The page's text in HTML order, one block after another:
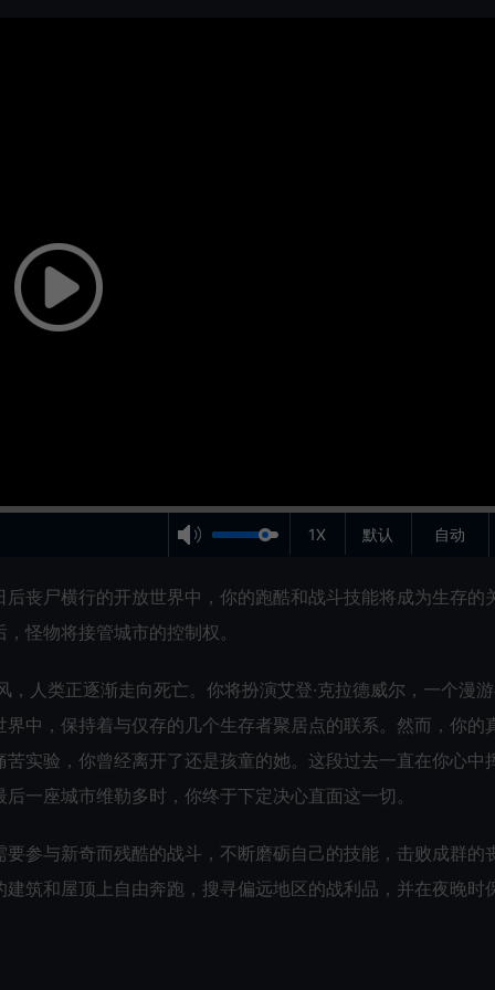
自动
1X 默认
丧尸横行的开放世界中，你的跑酷和战斗技能将成为生存的
怪物将接管城市的控制权。
人类正逐渐走向死亡。你将扮演艾登·克拉德威尔，一个漫
中，保持着与仅存的几个生存者聚居点的联系。然而，你的
实验，你曾经离开了还是孩童的她。这段过去一直在你心中
一座城市维勒多时，你终于下定决心直面这一切。
参与新奇而残酷的战斗，不断磨砺自己的技能，击败成群的
筑和屋顶上自由奔跑，搜寻偏远地区的战利品，并在夜晚时